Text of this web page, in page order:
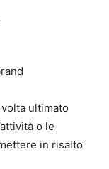
ultimato
o le
in risalto